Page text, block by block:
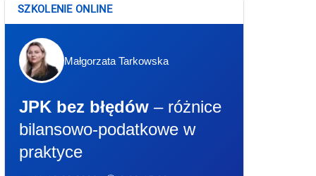
SZKOLENIE ONLINE
Małgorzata Tarkowska
JPK bez błędów – różnice
bilansowo-podatkowe w
praktyce